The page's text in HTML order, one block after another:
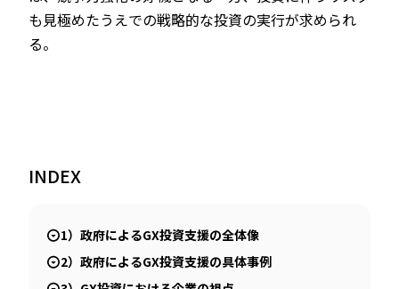
も見極めたうえでの戦略的な投資の実行が求められ
る。
INDEX
1）政府によるGX投資支援の全体像
2）政府によるGX投資支援の具体事例